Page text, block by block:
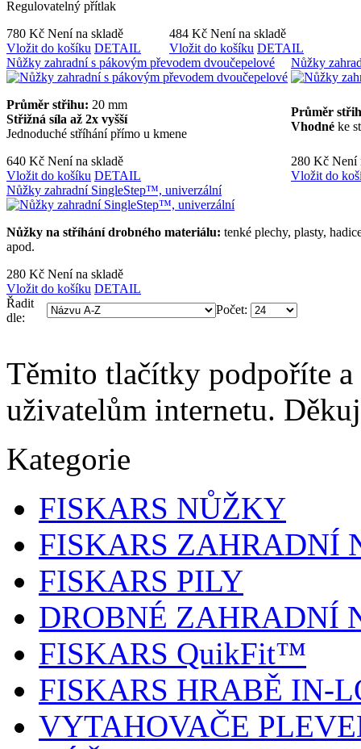
Regulovatelný přítlak
780 Kč Není na skladě
Vložit do košíku DETAIL
484 Kč Není na skladě
Vložit do košíku DETAIL
Nůžky zahradní s pákovým převodem dvoučepelové
Nůžky
Průměr střihu: 20 mm
Střižná síla až 2x vyšší
Jednoduché stříhání přímo u kmene
Průměr
Vhodné ke
640 Kč Není na skladě
Vložit do košíku DETAIL
280 Kč Není
Vložit do
Nůžky zahradní SingleStep™, univerzální
Nůžky na stříhání drobného materiálu: tenké plechy, plasty,
apod.
280 Kč Není na skladě
Vložit do košíku DETAIL
Řadit
dle:
Počet:
Těmito tlačítky podpoříte a
uživatelům internetu.
Kategorie
FISKARS NŮŽKY
FISKARS ZAHRADNÍ
FISKARS PILY
DROBNÉ ZAHRADNÍ
FISKARS QuikFit™
FISKARS HRABĚ IN-
VYTAHOVAČE